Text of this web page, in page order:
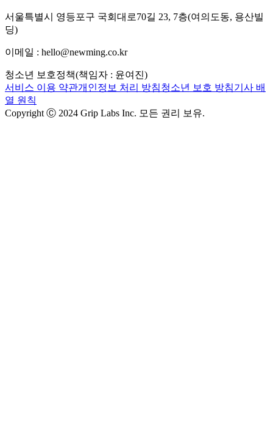
서울특별시 영등포구 국회대로70길 23, 7층(여의도동, 용산빌
딩)
이메일 : hello@newming.co.kr
청소년 보호정책(책임자 : 윤여진)
서비스 이용 약관개인정보 처리 방침청소년 보호 방침기사 배
열 원칙
Copyright Ⓒ 2024 Grip Labs Inc. 모든 권리 보유.